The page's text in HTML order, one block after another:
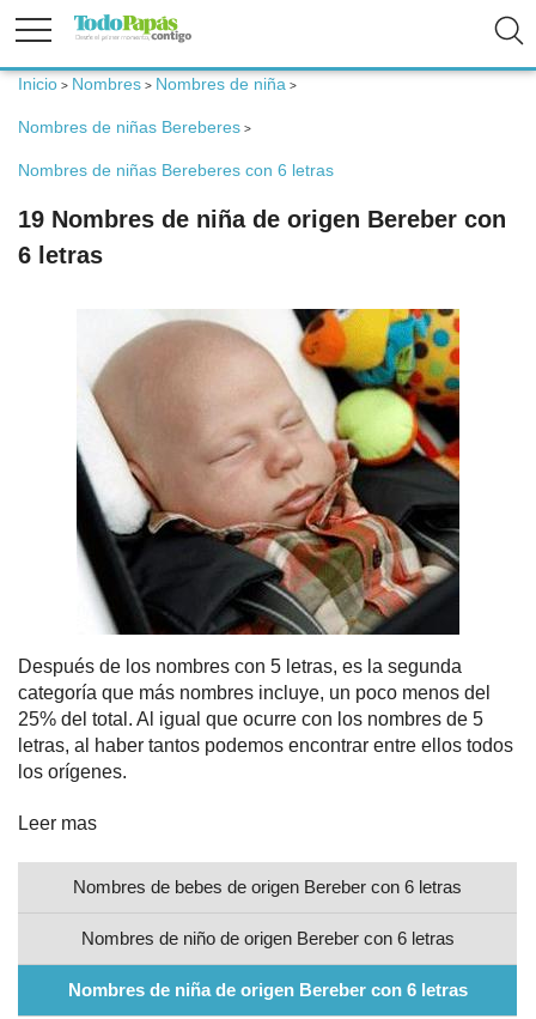
Bebé
Calculadoras
Nombres
Inicio > Nombres > Nombres de niña >
Nombres de niñas Bereberes >
Nombres de niñas Bereberes con 6 letras
19 Nombres de niña de origen Bereber con
6 letras
Después de los nombres con 5 letras, es la segunda
categoría que más nombres incluye, un poco menos del
25% del total. Al igual que ocurre con los nombres de 5
letras, al haber tantos podemos encontrar entre ellos todos
los orígenes.
Leer mas
Nombres de bebes de origen Bereber con 6 letras
Nombres de niño de origen Bereber con 6 letras
Nombres de niña de origen Bereber con 6 letras